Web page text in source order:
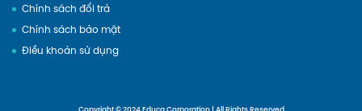
Chính sách đổi trả
Chính sách bảo mật
Điều khoản sử dụng